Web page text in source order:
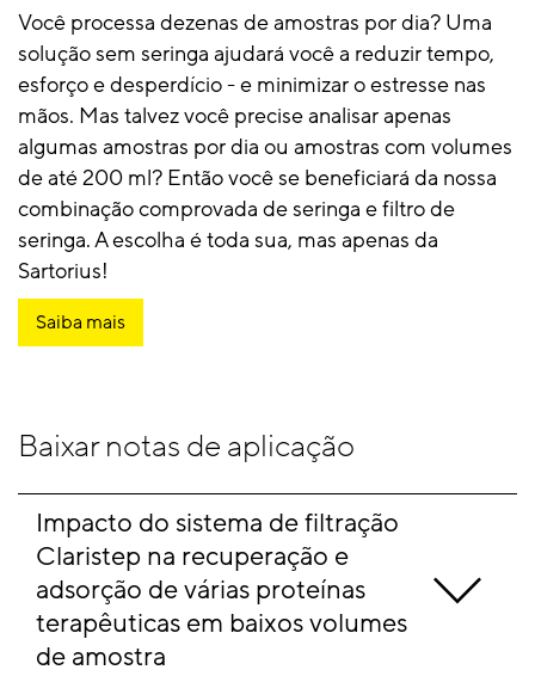
Você processa dezenas de amostras por dia? Uma
solução sem seringa ajudará você a reduzir tempo,
esforço e desperdício - e minimizar o estresse nas
mãos. Mas talvez você precise analisar apenas
algumas amostras por dia ou amostras com volumes
de até 200 ml? Então você se beneficiará da nossa
combinação comprovada de seringa e filtro de
seringa. A escolha é toda sua, mas apenas da
Sartorius!
Saiba mais
Baixar notas de aplicação
Impacto do sistema de filtração
Claristep na recuperação e
adsorção de várias proteínas
terapêuticas em baixos volumes
de amostra